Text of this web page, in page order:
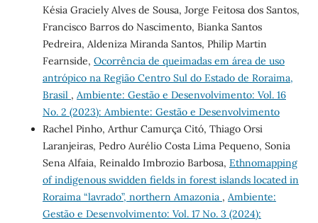
Késia Graciely Alves de Sousa, Jorge Feitosa dos Santos,
Francisco Barros do Nascimento, Bianka Santos
Pedreira, Aldeniza Miranda Santos, Philip Martin
Fearnside, Ocorrência de queimadas em área de uso
antrópico na Região Centro Sul do Estado de Roraima,
Brasil , Ambiente: Gestão e Desenvolvimento: Vol. 16
No. 2 (2023): Ambiente: Gestão e Desenvolvimento
Rachel Pinho, Arthur Camurça Citó, Thiago Orsi
Laranjeiras, Pedro Aurélio Costa Lima Pequeno, Sonia
Sena Alfaia, Reinaldo Imbrozio Barbosa, Ethnomapping
of indigenous swidden fields in forest islands located in
Roraima “lavrado”, northern Amazonia , Ambiente:
Gestão e Desenvolvimento: Vol. 17 No. 3 (2024):